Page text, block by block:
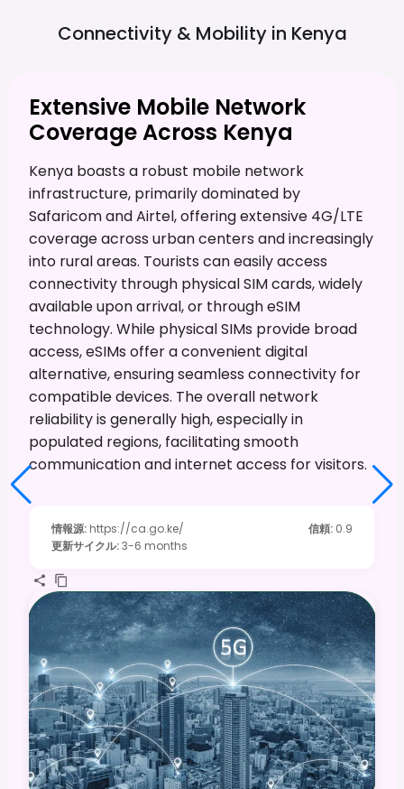
Connectivity & Mobility in Kenya
Extensive Mobile Network
Coverage Across Kenya
Kenya boasts a robust mobile network
infrastructure, primarily dominated by
Safaricom and Airtel, offering extensive 4G/LTE
coverage across urban centers and increasingly
into rural areas. Tourists can easily access
connectivity through physical SIM cards, widely
available upon arrival, or through eSIM
technology. While physical SIMs provide broad
access, eSIMs offer a convenient digital
alternative, ensuring seamless connectivity for
compatible devices. The overall network
reliability is generally high, especially in
populated regions, facilitating smooth
communication and internet access for visitors.
情報源: https://ca.go.ke/ 信頼: 0.9
更新サイクル:3-6 months